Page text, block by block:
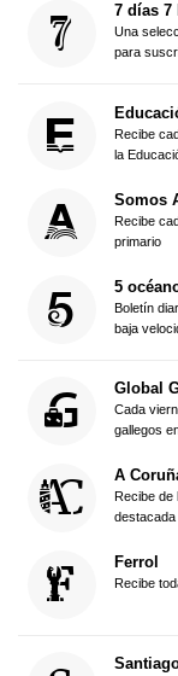
7 días 7
Una
para
Recibe
la
Somos
Recibe
primario
5
Boletín
baja
Global
Cada
gallegos
A
Recibe de
destacada
Ferrol
Recibe